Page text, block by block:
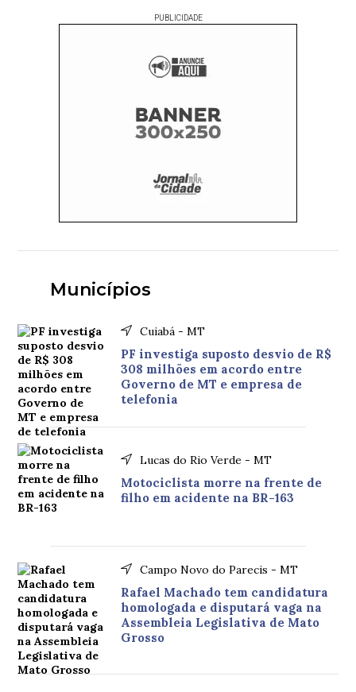
PUBLICIDADE
Municípios
Cuiabá - MT
PF investiga suposto desvio de R$
308 milhões em acordo entre
Governo de MT e empresa de
telefonia
Lucas do Rio Verde - MT
Motociclista morre na frente de
filho em acidente na BR-163
Campo Novo do Parecis - MT
Rafael Machado tem candidatura
homologada e disputará vaga na
Assembleia Legislativa de Mato
Grosso